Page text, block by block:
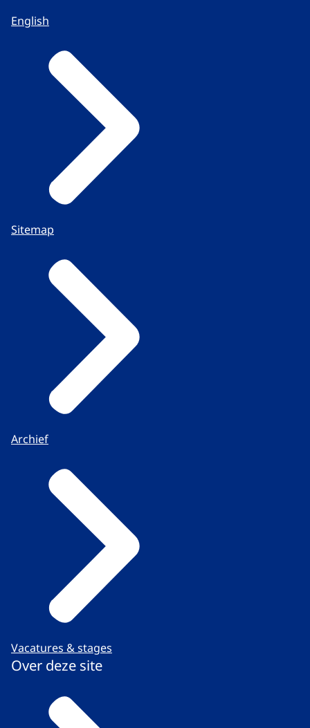
English
Sitemap
Archief
Vacatures & stages
Over deze site